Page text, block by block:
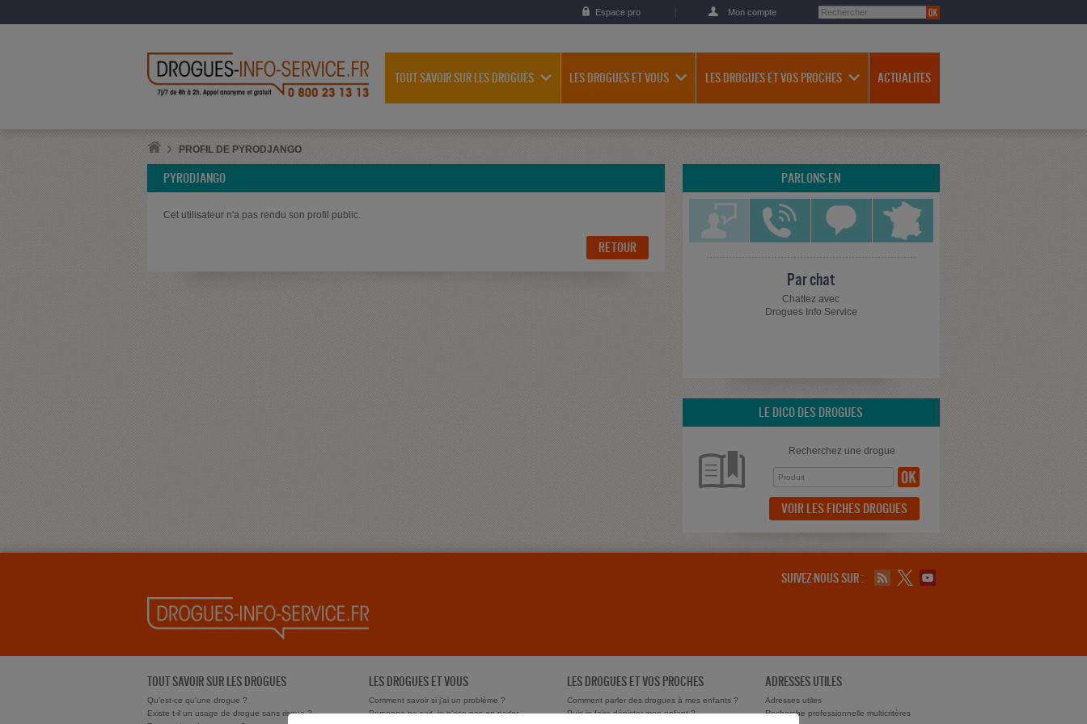
Espace pro Mon compte
TOUT SAVOIR SUR LES DROGUES LES DROGUES ET VOUS LES DROGUES ET VOS PROCHES ACTUALITES
PROFIL DE PYRODJANGO
PYRODJANGO
Cet utilisateur n'a pas rendu son profil public.
RETOUR
PARLONS-EN
Par chat
Chattez avec
Drogues Info Service
LE DICO DES DROGUES
Recherchez une drogue
VOIR LES FICHES DROGUES
SUIVEZ-NOUS SUR :
TOUT SAVOIR SUR LES DROGUES
Qu'est-ce qu'une drogue ?
Existe t-il un usage de drogue sans risque ?
LES DROGUES ET VOUS
Comment savoir si j'ai un problème ?
Personne ne sait, je n'ose pas en parler
LES DROGUES ET VOS PROCHES
Comment parler des drogues à mes enfants ?
Puis-je faire dépister mon enfant ?
ADRESSES UTILES
Adresses utiles
Recherche professionnelle multicritères